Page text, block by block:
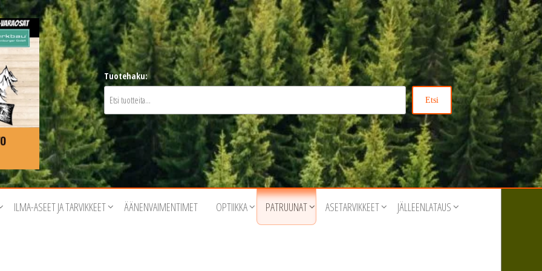
Tuotehaku:
Etsi
ILMA-ASEET JA TARVIKKEET ÄÄNENVAIMENTIMET OPTIIKKA PATRUUNAT ASETARVIKKEET JÄLLEENLATAUS